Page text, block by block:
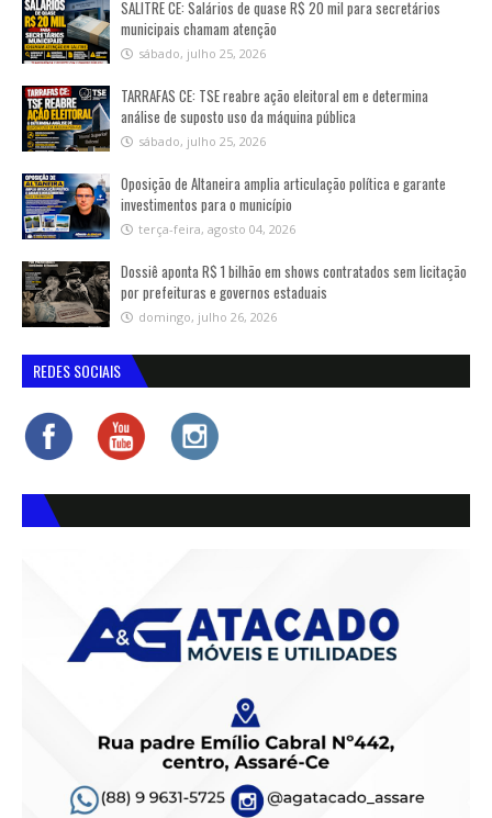
SALITRE CE: Salários de quase R$ 20 mil para secretários
municipais chamam atenção
sábado, julho 25, 2026
TARRAFAS CE: TSE reabre ação eleitoral em e determina
análise de suposto uso da máquina pública
sábado, julho 25, 2026
Oposição de Altaneira amplia articulação política e garante
investimentos para o município
terça-feira, agosto 04, 2026
Dossiê aponta R$ 1 bilhão em shows contratados sem licitação
por prefeituras e governos estaduais
domingo, julho 26, 2026
REDES SOCIAIS